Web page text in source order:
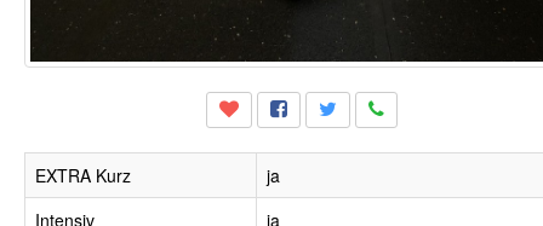
EXTRA Kurz
ja
Intensiv
ja